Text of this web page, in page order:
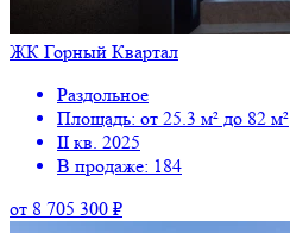
ЖК Горный Квартал
Раздольное
Площадь: от 25.3 м² до 82 м²
II кв. 2025
В продаже: 184
от 8 705 300 ₽